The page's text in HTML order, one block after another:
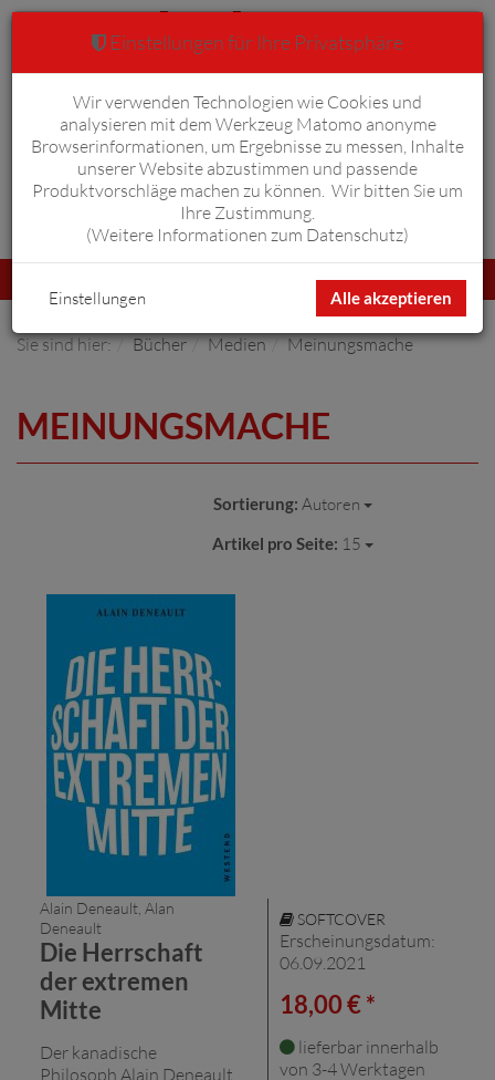
Anmelden Warenkorb 0
umschalten
Sie sind hier: Bücher Medien Meinungsmache
MEINUNGSMACHE
Sortierung: Autoren
Artikel pro Seite: 15
Alain Deneault, Alan
Deneault
Die Herrschaft
der extremen
Mitte
Der kanadische
Philosoph Alain Deneault
SOFTCOVER
Erscheinungsdatum:
06.09.2021
18,00 € *
lieferbar innerhalb
von 3-4 Werktagen
Einstellungen für Ihre Privatsphäre
Wir verwenden Technologien wie Cookies und
analysieren mit dem Werkzeug Matomo anonyme
Browserinformationen, um Ergebnisse zu messen, Inhalte
unserer Website abzustimmen und passende
Produktvorschläge machen zu können. Wir bitten Sie um
Ihre Zustimmung.
(Weitere Informationen zum Datenschutz)
Alle akzeptieren
Einstellungen